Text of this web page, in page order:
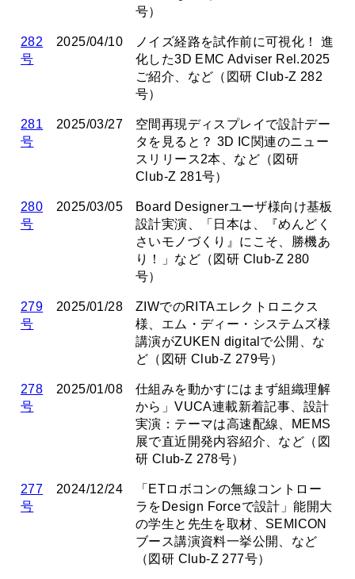
号）
282
号
2025/04/10
ノイズ経路を試作前に可視化！ 進
化した3D EMC Adviser Rel.2025
ご紹介、など（図研 Club-Z 282
号）
281
号
2025/03/27
空間再現ディスプレイで設計デー
タを見ると？ 3D IC関連のニュー
スリリース2本、など（図研
Club-Z 281号）
280
号
2025/03/05
Board Designerユーザ様向け基板
設計実演、「日本は、『めんどく
さいモノづくり』にこそ、勝機あ
り！」など（図研 Club-Z 280
号）
279
号
2025/01/28
ZIWでのRITAエレクトロニクス
様、エム・ディー・システムズ様
講演がZUKEN digitalで公開、な
ど（図研 Club-Z 279号）
278
号
2025/01/08
仕組みを動かすにはまず組織理解
から」VUCA連載新着記事、設計
実演：テーマは高速配線、MEMS
展で直近開発内容紹介、など（図
研 Club-Z 278号）
277
号
2024/12/24
「ETロボコンの無線コントロー
ラをDesign Forceで設計」能開大
の学生と先生を取材、SEMICON
ブース講演資料一挙公開、など
（図研 Club-Z 277号）